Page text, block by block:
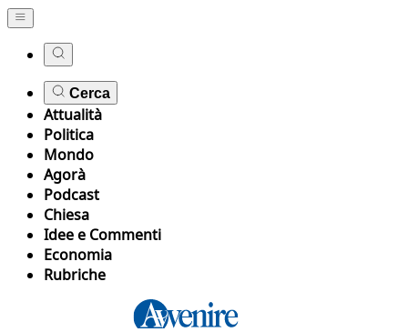
Cerca
Attualità
Politica
Mondo
Agorà
Podcast
Chiesa
Idee e Commenti
Economia
Rubriche